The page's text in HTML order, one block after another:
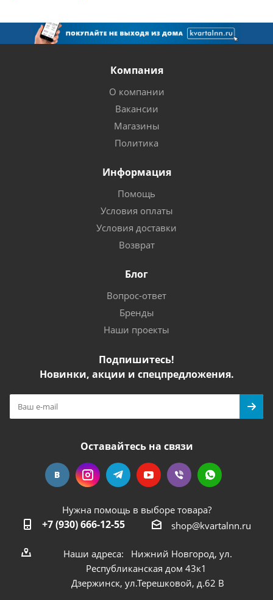
Компания
О компании
Вакансии
Магазины
Политика
Информация
Помощь
Условия оплаты
Условия доставки
Возврат
Блог
Вопрос-ответ
Бренды
Наши проекты
Подпишитесь!
Новинки, акции и спецпредложения.
Оставайтесь на связи
Нужна помощь в выборе товара?
+7 (930) 666-12-55 shop@kvartalnn.ru
Наши адреса: Нижний Новгород, ул.
Республиканская дом 43к1
Дзержинск, ул.Терешковой, д.62 В